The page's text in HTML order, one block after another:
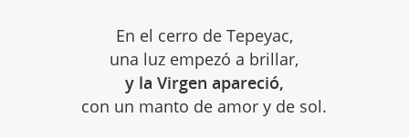
En el cerro de Tepeyac,
una luz empezó a brillar,
y la Virgen apareció,
con un manto de amor y de sol.